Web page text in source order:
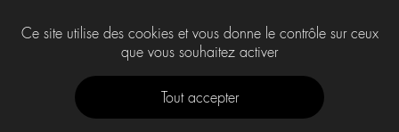
Le forum ‘Le « chat » du corridor’ est fermé à de nouveaux sujets et
réponses.
Ce site utilise des cookies et vous donne le contrôle sur ceux
que vous souhaitez activer
Tout accepter